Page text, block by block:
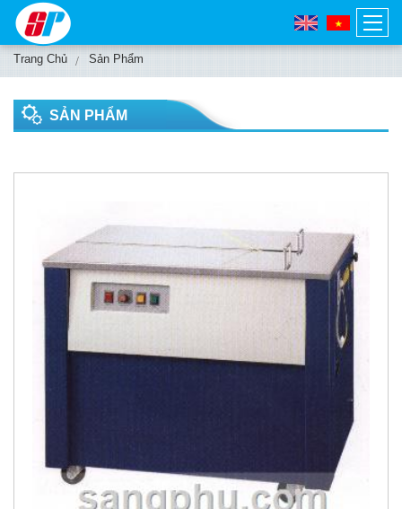
Trang Chủ Sản Phẩm
SẢN PHẨM